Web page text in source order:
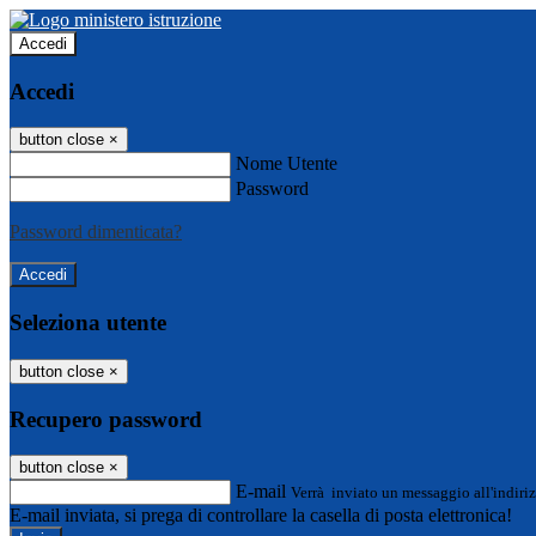
Accedi
Accedi
button close ×
Nome Utente
Password
Password dimenticata?
Seleziona utente
button close ×
Recupero password
button close ×
E-mail Verrà inviato un messaggio
E-mail inviata, si prega di controllare la casella di posta elettronica!